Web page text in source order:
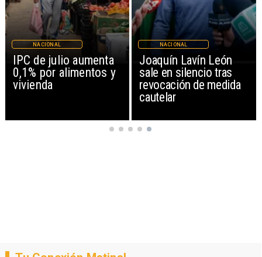
IPC de julio aumenta
0,1% por alimentos y
vivienda
NACIONAL
Joaquín Lavín León
sale en silencio tras
revocación de medida
cautelar
NACIONAL